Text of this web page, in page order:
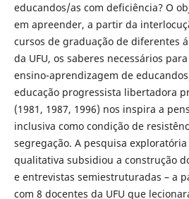
educandos/as com deficiência? O
em apreender, a partir da
cursos de graduação de diferentes
da UFU, os saberes necessários
ensino-aprendizagem de
educação progressista libertadora
(1981, 1987, 1996) nos inspira a
inclusiva como condição de
segregação. A pesquisa
qualitativa subsidiou a construção
e entrevistas semiestruturadas – a
com 8 docentes da UFU que